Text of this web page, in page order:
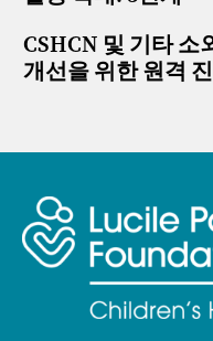
CSHCN 및 기타 소
개선을 위한 원격